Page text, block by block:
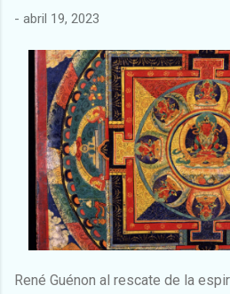
- abril 19, 2023
René Guénon al rescate de la